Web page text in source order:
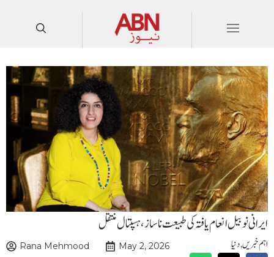
ایرانی نوبیل انعام یافتہ کی طبیعت ناساز ،ہسپتال منتقل
اہم خبریں,دنیا Rana Mehmood May 2, 2026